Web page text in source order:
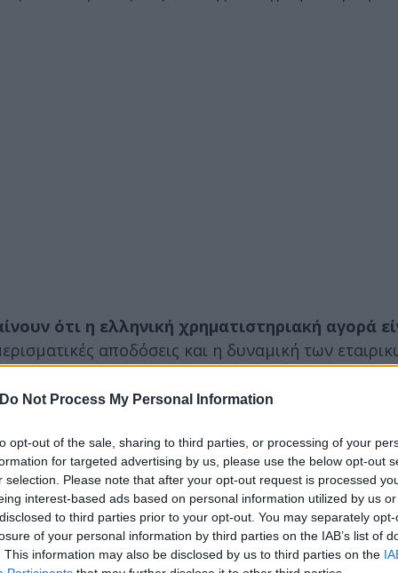
Do Not Process My Personal Information
opt-out of the sale, sharing to third parties, or processing of your
for targeted advertising by us, please use the below opt-out
selection. Please note that after your opt-out request is processed
interest-based ads based on personal information utilized by us
to third parties prior to your opt-out. You may separately
of your personal information by third parties on the IAB’s list of
This information may also be disclosed by us to third parties on the
ότι η ελληνική χρηματιστηριακή αγορά
αποδόσεις και η δυναμική των
εγχωρίων και ξένων επενδυτικών οίκων.
JP Morgan, ο δείκτης τιμής προς κέρδη θα
θα κυμανθεί στις 17 φορές, καθιστώντας
από τη δεύτερη χώρα που είναι η Ιταλία, με
12 μηνών είναι πολύ υψηλότερη, στο 2,8%